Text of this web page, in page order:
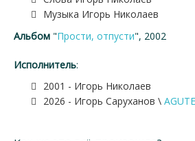
Музыка Игорь Николаев
Альбом "Прости, отпусти", 2002
Исполнитель:
2001 - Игорь Николаев
2026 - Игорь Саруханов \